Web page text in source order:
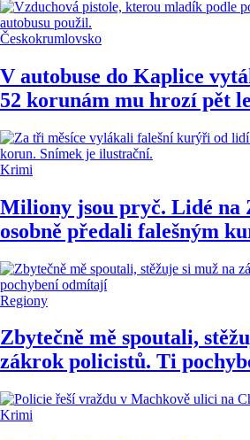
Českokrumlovsko
V autobuse do Kaplice
52 korunám mu hrozí pět
Krimi
Miliony jsou pryč. Lidé na
osobně předali falešným
Regiony
Zbytečně mě spoutali,
zákrok policistů. Ti
Krimi